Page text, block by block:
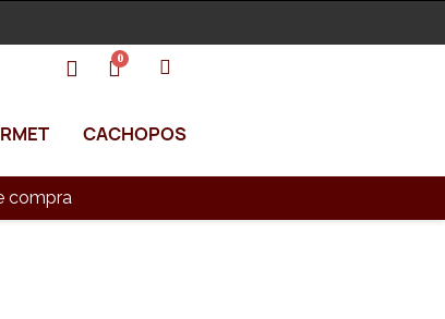
CACHOPOS
compra